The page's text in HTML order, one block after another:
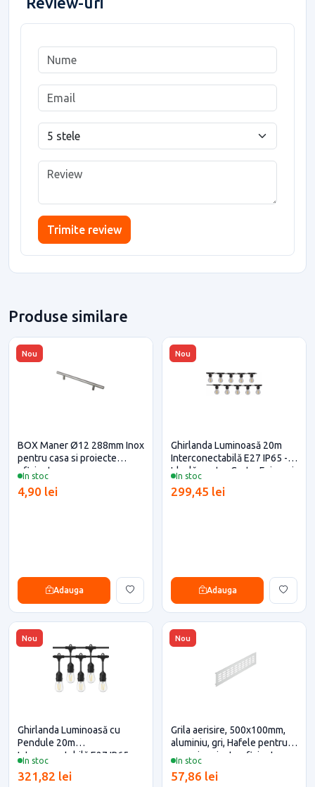
Trimite review
Produse similare
Nou
In stoc
BOX Maner Ø12 288mm Inox
pentru casa si proiecte
eficiente
4,90 lei
Adauga
Nou
In stoc
Ghirlanda Luminoasă 20m
Interconectabilă E27 IP65 -
Ideală pentru Curte, Foișor și
299,45 lei
Adauga
Nou
In stoc
Ghirlanda Luminoasă cu
Pendule 20m
Interconectabilă E27 IP65 -
Grădină de Vară
321,82 lei
Nou
In stoc
Grila aerisire, 500x100mm,
aluminiu, gri, Hafele pentru
casa si proiecte eficiente
57,86 lei